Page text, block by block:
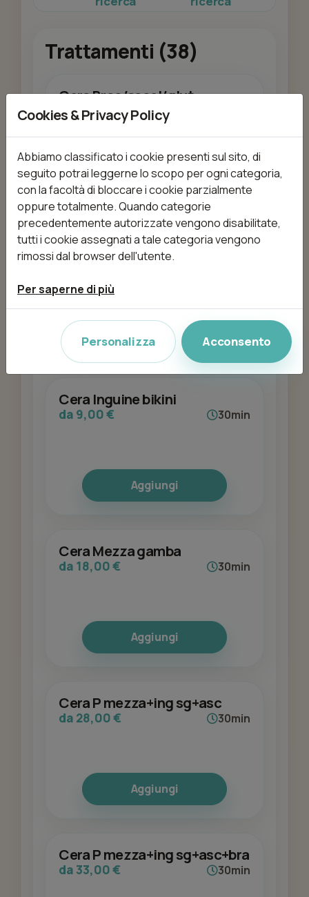
Trattamenti (38)
Cera Brac/ascel/glut
da 15,00 €
Aggiungi
Cera Gamba int
da 23,00 €
Aggiungi
Cera Inguine bikini
da 9,00 € 30min
Aggiungi
Cera Mezza gamba
da 18,00 € 30min
Aggiungi
Cera P mezza+ing sg+asc
da 28,00 € 30min
Aggiungi
Cera P mezza+ing sg+asc+bra
da 33,00 € 30min
Cookies & Privacy Policy
Abbiamo classificato i cookie presenti sul sito, di
seguito potrai leggerne lo scopo per ogni categoria,
con la facoltà di bloccare i cookie parzialmente
oppure totalmente. Quando categorie
precedentemente autorizzate vengono disabilitate,
tutti i cookie assegnati a tale categoria vengono
rimossi dal browser dell'utente.
Per saperne di più
Personalizza Acconsento